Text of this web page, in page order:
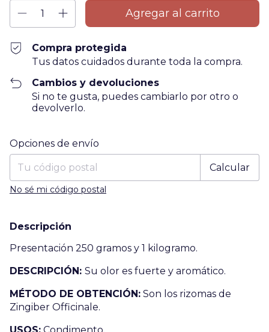
Compra protegida
Tus datos cuidados durante toda la compra.
Cambios y devoluciones
Si no te gusta, puedes cambiarlo por otro o
devolverlo.
Entregas para el CP:
Opciones de envío
Calcular
No sé mi código postal
Descripción
Presentación 250 gramos y 1 kilogramo.
DESCRIPCIÓN: Su olor es fuerte y aromático.
MÉTODO DE OBTENCIÓN: Son los rizomas de
Zingiber Officinale.